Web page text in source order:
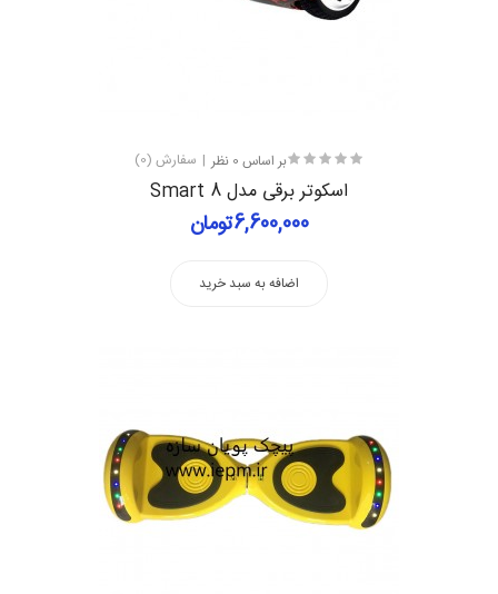
بر اساس 0 نظر سفارش (0)
اسکوتر برقی مدل Smart 8
6,600,000تومان
اضافه به سبد خرید